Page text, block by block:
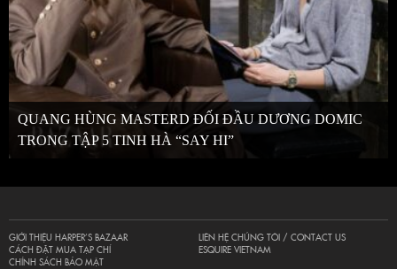
QUANG HÙNG MASTERD ĐỐI ĐẦU DƯƠNG DOMIC
TRONG TẬP 5 TINH HÀ “SAY HI”
GIỚI THIỆU HARPER’S BAZAAR
CÁCH ĐẶT MUA TẠP CHÍ
CHÍNH SÁCH BẢO MẬT
LIÊN HỆ CHÚNG TÔI / CONTACT US
ESQUIRE VIETNAM